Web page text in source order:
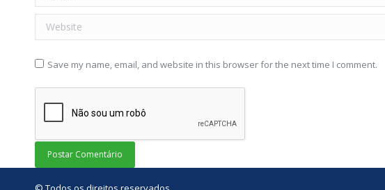
Website
Save my name, email, and website in this browser for the next time I comment.
Postar Comentário